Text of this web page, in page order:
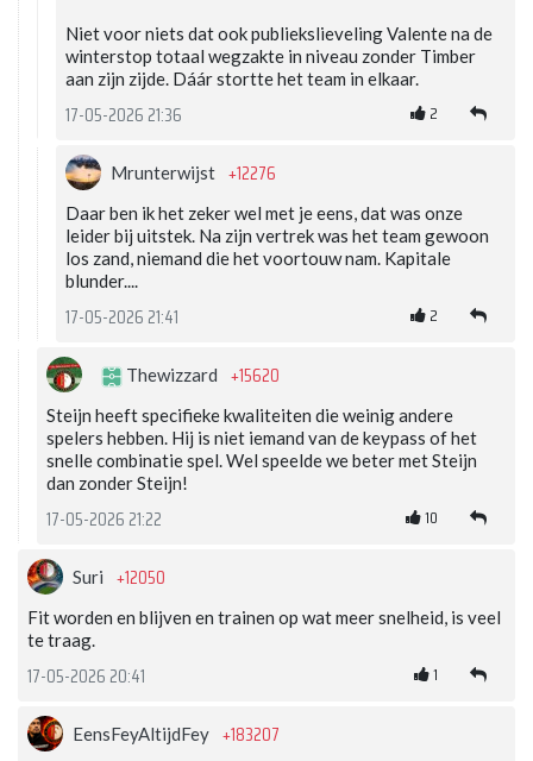
Niet voor niets dat ook publiekslieveling Valente na de
winterstop totaal wegzakte in niveau zonder Timber
aan zijn zijde. Dáár stortte het team in elkaar.
17-05-2026 21:36 2
Mrunterwijst +12276
Daar ben ik het zeker wel met je eens, dat was onze
leider bij uitstek. Na zijn vertrek was het team gewoon
los zand, niemand die het voortouw nam. Kapitale
blunder....
17-05-2026 21:41 2
Thewizzard +15620
Steijn heeft specifieke kwaliteiten die weinig andere
spelers hebben. Hij is niet iemand van de keypass of het
snelle combinatie spel. Wel speelde we beter met Steijn
dan zonder Steijn!
17-05-2026 21:22 10
Suri +12050
Fit worden en blijven en trainen op wat meer snelheid, is veel
te traag.
17-05-2026 20:41 1
EensFeyAltijdFey +183207